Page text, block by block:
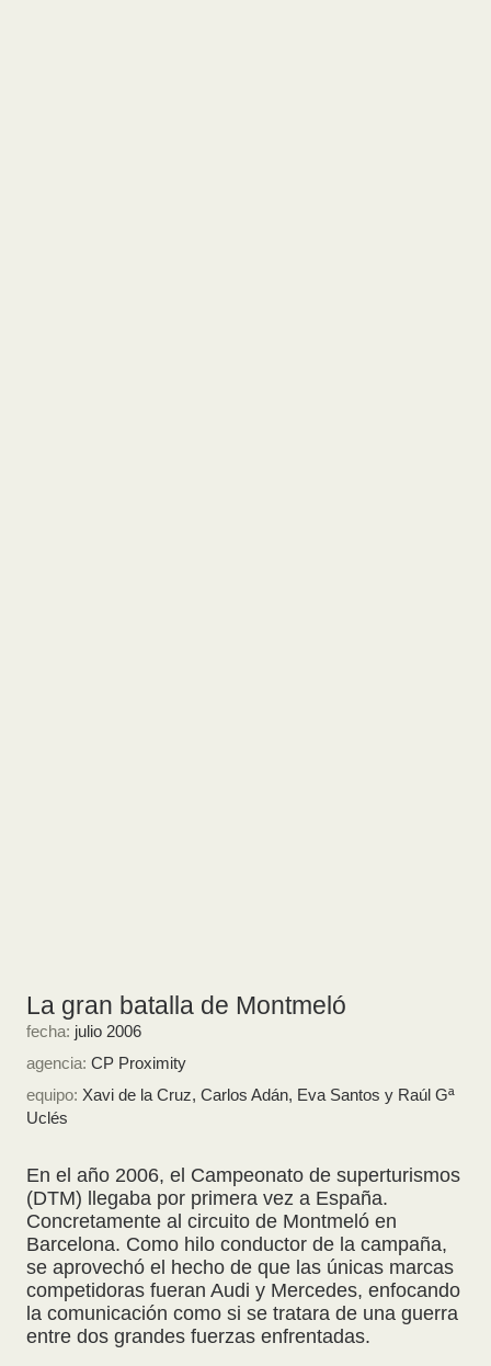
La gran batalla de Montmeló
fecha: julio 2006
agencia: CP Proximity
equipo: Xavi de la Cruz, Carlos Adán, Eva Santos y Raúl Gª
Uclés
En el año 2006, el Campeonato de superturismos
(DTM) llegaba por primera vez a España.
Concretamente al circuito de Montmeló en
Barcelona. Como hilo conductor de la campaña,
se aprovechó el hecho de que las únicas marcas
competidoras fueran Audi y Mercedes, enfocando
la comunicación como si se tratara de una guerra
entre dos grandes fuerzas enfrentadas.